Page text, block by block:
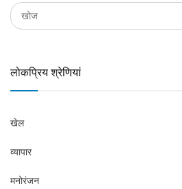
लोकप्रिय श्रेणियां
खेल
व्यापार
मनोरंजन